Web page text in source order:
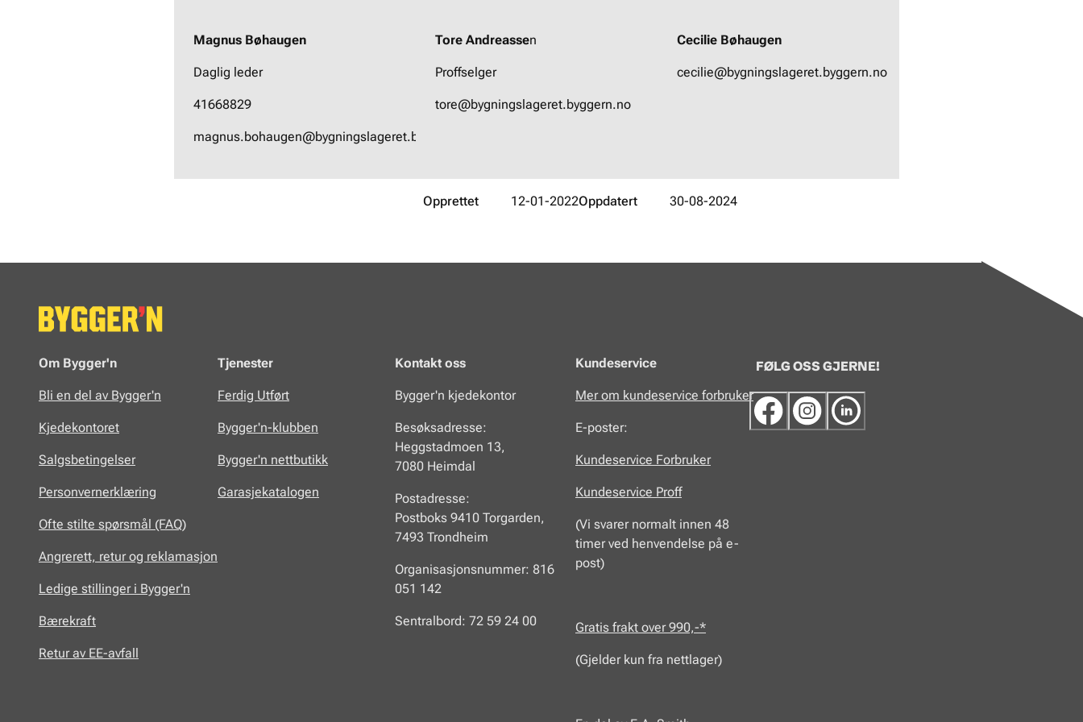
Magnus Bøhaugen
Daglig leder
41668829
magnus.bohaugen@bygningslageret.byggern.no
Tore Andreassen
Proffselger
tore@bygningslageret.byggern.no
Cecilie Bøhaugen
cecilie@bygningslageret.byggern.no
Opprettet 12-01-2022Oppdatert 30-08-2024
Om Bygger'n
Bli en del av Bygger'n
Kjedekontoret
Salgsbetingelser
Personvernerklæring
Ofte stilte spørsmål (FAQ)
Angrerett, retur og reklamasjon
Ledige stillinger i Bygger'n
Bærekraft
Retur av EE-avfall
Tjenester
Ferdig Utført
Bygger'n-klubben
Bygger'n nettbutikk
Garasjekatalogen
Kontakt oss
Bygger'n kjedekontor
Besøksadresse:
Heggstadmoen 13,
7080 Heimdal
Postadresse:
Postboks 9410 Torgarden,
7493 Trondheim
Organisasjonsnummer: 816
051 142
Sentralbord: 72 59 24 00
Kundeservice
Mer om kundeservice forbruker
E-poster:
Kundeservice Forbruker
Kundeservice Proff
(Vi svarer normalt innen 48
timer ved henvendelse på e-
post)
Gratis frakt over 990,-*
(Gjelder kun fra nettlager)
FØLG OSS GJERNE!